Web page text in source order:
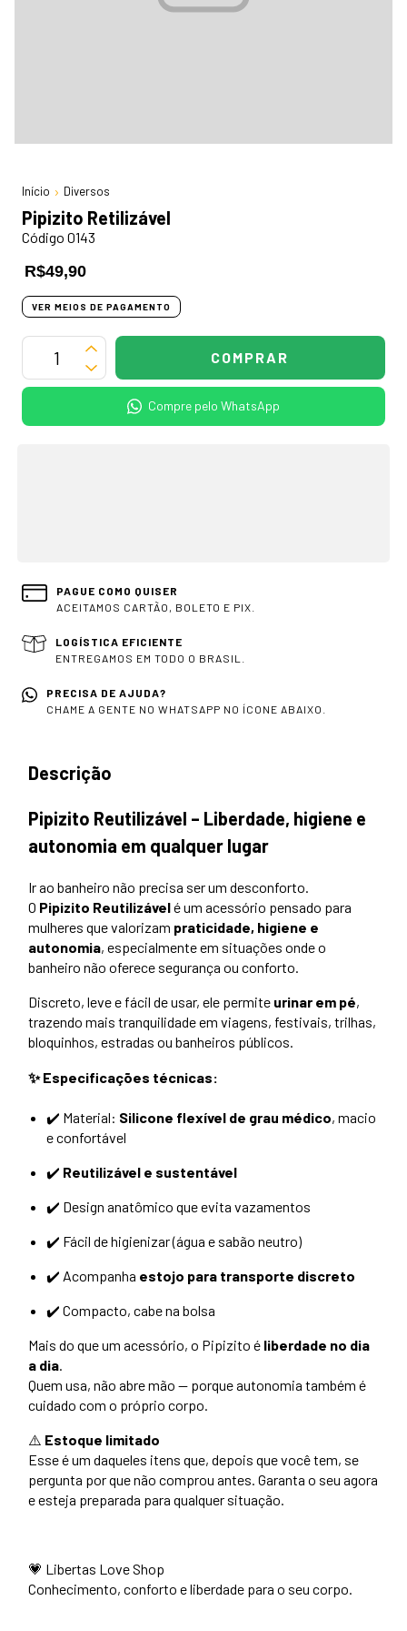
Início Diversos
Pipizito Retilizável
Código 0143
R$49,90
VER MEIOS DE PAGAMENTO
Compre pelo WhatsApp
PAGUE COMO QUISER
ACEITAMOS CARTÃO, BOLETO E PIX.
LOGÍSTICA EFICIENTE
ENTREGAMOS EM TODO O BRASIL.
PRECISA DE AJUDA?
CHAME A GENTE NO WHATSAPP NO ÍCONE ABAIXO.
Descrição
Pipizito Reutilizável – Liberdade, higiene e
autonomia em qualquer lugar
Ir ao banheiro não precisa ser um desconforto.
O Pipizito Reutilizávelé um acessório pensado para
mulheres que valorizam praticidade, higiene e
autonomia, especialmente em situações onde o
banheiro não oferece segurança ou conforto.
Discreto, leve e fácil de usar, ele permite urinar em pé,
trazendo mais tranquilidade em viagens, festivais, trilhas,
bloquinhos, estradas ou banheiros públicos.
✨ Especificações técnicas:
✔️ Material: Silicone flexível de grau médico, macio
e confortável
✔️ Reutilizável e sustentável
✔️ Design anatômico que evita vazamentos
✔️ Fácil de higienizar (água e sabão neutro)
✔️ Acompanha estojo para transporte discreto
✔️ Compacto, cabe na bolsa
Mais do que um acessório, o Pipizito é liberdade no dia
a dia.
Quem usa, não abre mão — porque autonomia também é
cuidado com o próprio corpo.
⚠️ Estoque limitado
Esse é um daqueles itens que, depois que você tem, se
pergunta por que não comprou antes. Garanta o seu agora
e esteja preparada para qualquer situação.
💗 Libertas Love Shop
Conhecimento, conforto e liberdade para o seu corpo.